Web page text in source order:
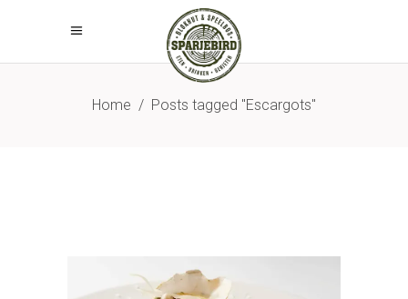
Home / Posts tagged "Escargots"